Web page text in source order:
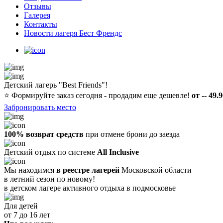
Отзывы
Галерея
Контакты
Новости лагеря Бест Френдс
Детский лагерь "Best Friends"!
⭐️ Формируйте заказ сегодня - продадим еще дешевле! от --
Забронировать место
100% возврат средств при отмене брони до заезда
Детский отдых по системе All Inclusive
Мы находимся в реестре лагерей Московской области
в летний сезон по новому!
в детском лагере активного отдыха в подмосковье
Для детей
от 7 до 16 лет